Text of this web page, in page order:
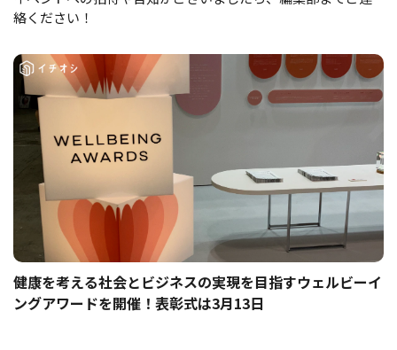
絡ください！
健康を考える社会とビジネスの実現を目指すウェルビーイ
ングアワードを開催！表彰式は3月13日